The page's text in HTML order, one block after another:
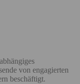
von engagierten
beschäftigt.